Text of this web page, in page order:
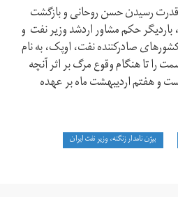
و پس از به قدرت رسیدن حسن روحانی و بازگشت
باردیگر حکم مشاور اردشد وزیر نفت و
صادرکننده نفت، اوپک، به نام
را تا هنگام وقوع مرگ بر اثر آنچه
و هفتم اردیبهشت ماه بر عهده
بیژن نامدار زنگنه، وزیر نفت ایران